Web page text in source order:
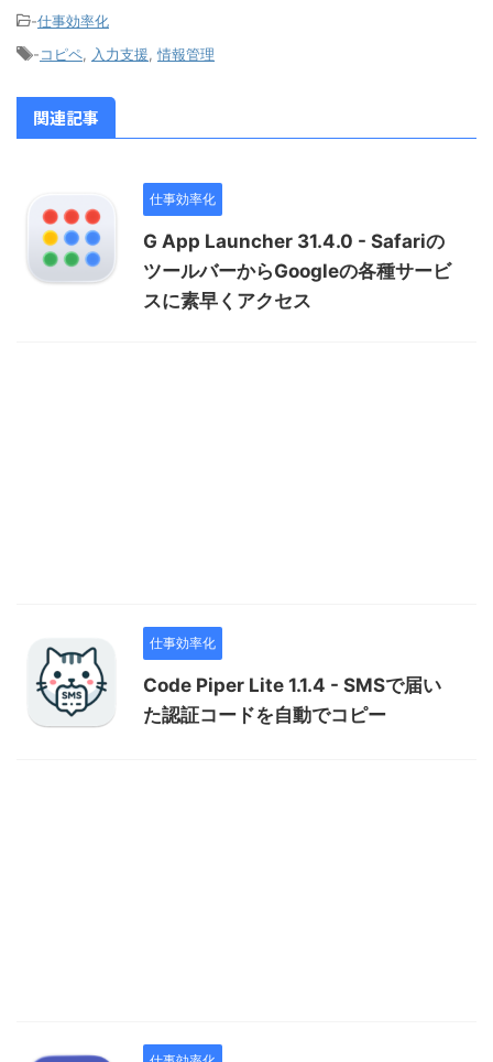
-仕事効率化
-コピペ 入力支援 情報管理
関連記事
仕事効率化
G App Launcher 31.4.0 - Safariの
ツールバーからGoogleの各種サービ
スに素早くアクセス
仕事効率化
Code Piper Lite 1.1.4 - SMSで届い
た認証コードを自動でコピー